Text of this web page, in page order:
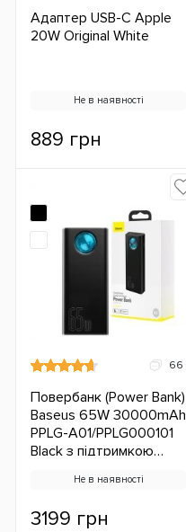
Адаптер USB-C Apple
20W Original White
Не в наявності
889 грн
66
Повербанк (Power Bank)
Baseus 65W 30000mAh
PPLG-A01/PPLG000101
Black з підтримкою
Не в наявності
3199 грн